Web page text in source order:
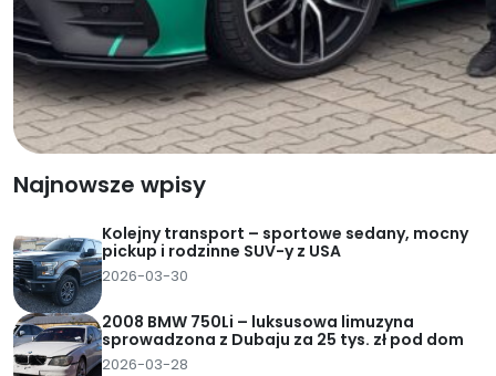
Najnowsze wpisy
Kolejny transport – sportowe sedany, mocny
pickup i rodzinne SUV-y z USA
2026-03-30
2008 BMW 750Li – luksusowa limuzyna
sprowadzona z Dubaju za 25 tys. zł pod dom
2026-03-28